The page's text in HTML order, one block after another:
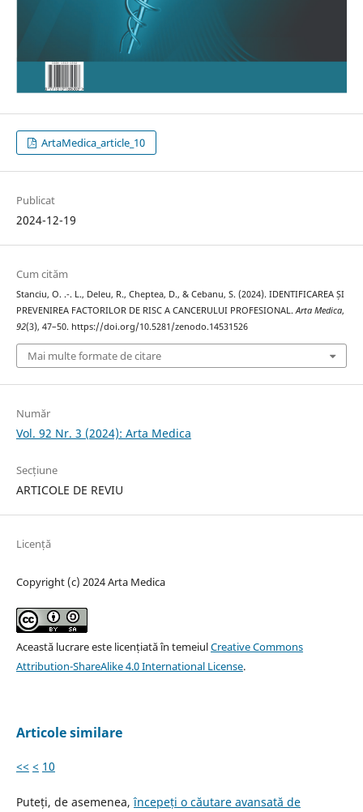
ArtaMedica_article_10
Publicat
2024-12-19
Cum cităm
Stanciu, O. .-. L., Deleu, R., Cheptea, D., & Cebanu, S. (2024). IDENTIFICAREA ȘI
PREVENIREA FACTORILOR DE RISC A CANCERULUI PROFESIONAL.Arta Medica,
92(3), 47–50. https://doi.org/10.5281/zenodo.14531526
Mai multe formate de citare
Număr
Vol. 92 Nr. 3 (2024): Arta Medica
Secțiune
ARTICOLE DE REVIU
Licență
Copyright (c) 2024 Arta Medica
Această lucrare este licențiată în temeiulCreative Commons
Attribution-ShareAlike 4.0 International License.
Articole similare
<< < 10
Puteți, de asemenea,începeți o căutare avansată de